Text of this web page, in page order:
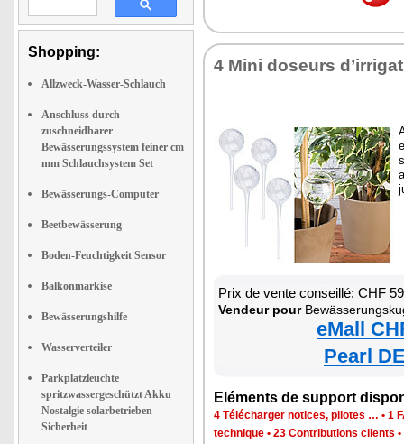
Shopping:
Allzweck-Wasser-Schlauch
Anschluss durch
zuschneidbarer
Bewässerungssystem feiner cm
mm Schlauchsystem Set
Bewässerungs-Computer
Beetbewässerung
Boden-Feuchtigkeit Sensor
Balkonmarkise
Bewässerungshilfe
Wasserverteiler
Parkplatzleuchte
spritzwassergeschützt Akku
Nostalgie solarbetrieben
Sicherheit
4 Mini doseurs
Prix de vente conseillé: CHF
Vendeur pour
eMall
Pearl
Eléments de support
4 Télécharger notices, pilotes … • 1
technique • 23 Contributions clients •